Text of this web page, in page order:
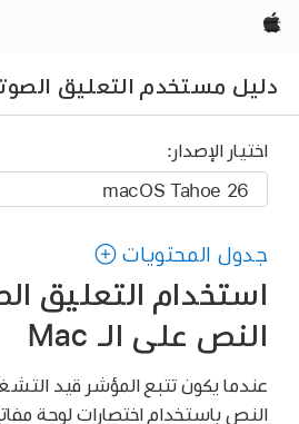
Apple‏
دليل مستخدم التعليق
اختيار الإصدار:
جدول المحتويات
استخدام التعليق
النص على الـ Mac
عندما يكون تتبع المؤشر قيد